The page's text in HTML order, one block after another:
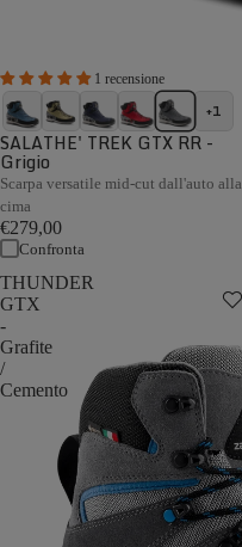
1 recensione
+1
SALATHE' TREK GTX RR -
Grigio
Scarpa versatile mid-cut dall'auto alla
cima
€279,00
Confronta
THUNDER
GTX
-
Grafite
/
Cemento